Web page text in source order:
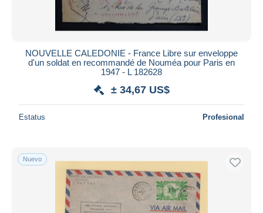
NOUVELLE CALEDONIE - France Libre sur enveloppe
d'un soldat en recommandé de Nouméa pour Paris en
1947 - L 182628
± 34,67 US$
Estatus Profesional
Nuevo